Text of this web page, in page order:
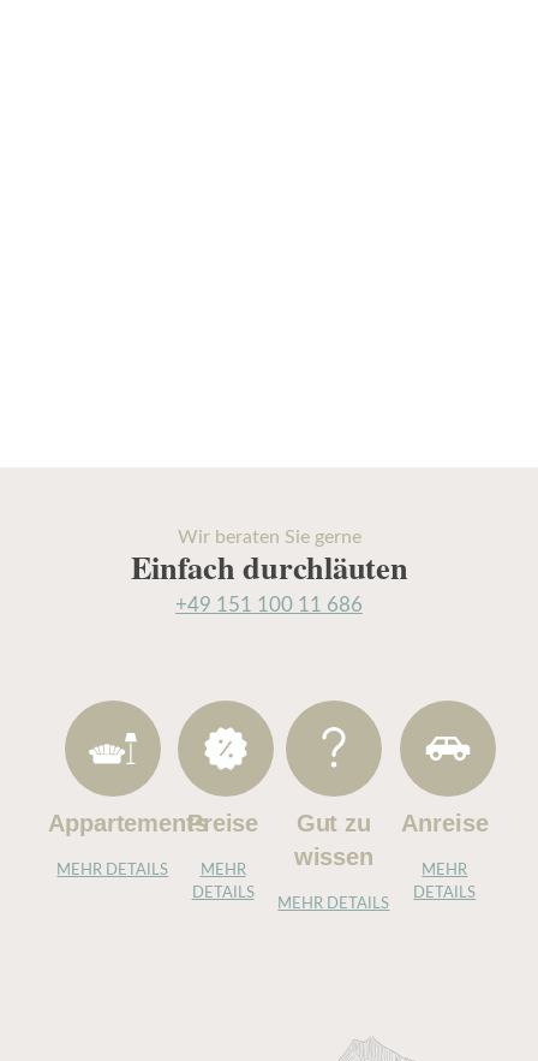
Wir beraten Sie gerne
Einfach durchläuten
+49 151 100 11 686
Appartements
MEHR DETAILS
Preise
MEHR
DETAILS
Gut zu
wissen
MEHR DETAILS
Anreise
MEHR
DETAILS